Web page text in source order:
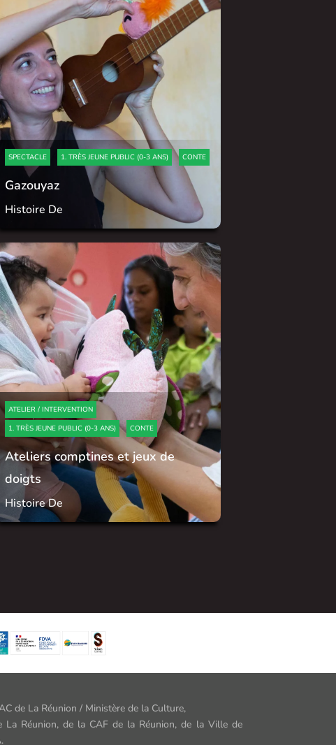
SPECTACLE 1. TRÈS JEUNE PUBLIC (0-3 ANS) CONTE
Gazouyaz
Histoire De
ATELIER / INTERVENTION
1. TRÈS JEUNE PUBLIC (0-3 ANS)
CONTE
Ateliers comptines et jeux de
doigts
Histoire De
de La Réunion / Ministère de la Culture,
La Réunion, de la CAF de la Réunion, de la Ville de